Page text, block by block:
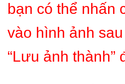
bạn có thể nhấn
vào hình ảnh
“Lưu ảnh thành”